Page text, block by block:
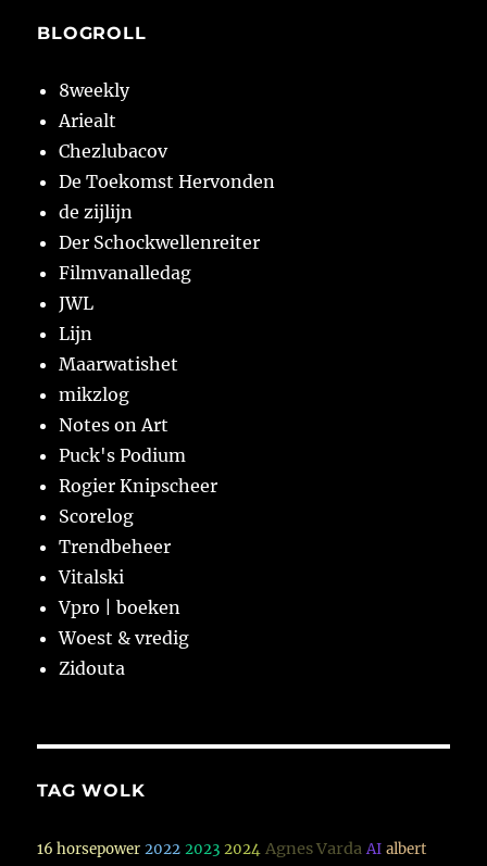
BLOGROLL
8weekly
Ariealt
Chezlubacov
De Toekomst Hervonden
de zijlijn
Der Schockwellenreiter
Filmvanalledag
JWL
Lijn
Maarwatishet
mikzlog
Notes on Art
Puck's Podium
Rogier Knipscheer
Scorelog
Trendbeheer
Vitalski
Vpro | boeken
Woest & vredig
Zidouta
TAG WOLK
16 horsepower 2022 2023 2024 Agnes Varda AI albert